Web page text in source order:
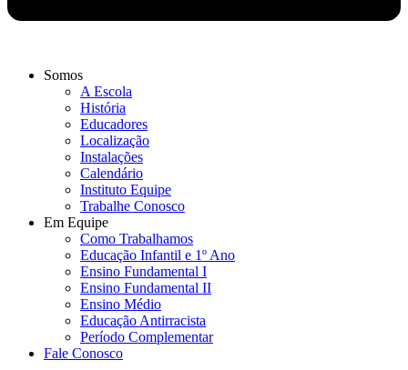
Somos
A Escola
História
Educadores
Localização
Instalações
Calendário
Instituto Equipe
Trabalhe Conosco
Em Equipe
Como Trabalhamos
Educação Infantil e 1º Ano
Ensino Fundamental I
Ensino Fundamental II
Ensino Médio
Educação Antirracista
Período Complementar
Fale Conosco